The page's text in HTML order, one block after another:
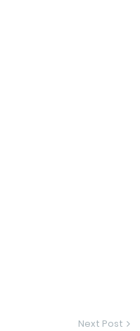
Next Post